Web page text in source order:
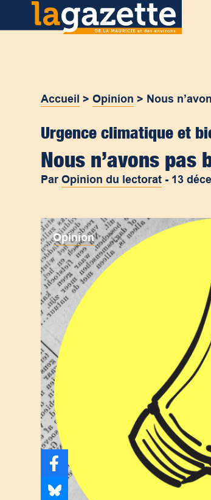
Accueil >Opinion > Nous
Urgence climatique et
Nous n’avons pas
ParOpinion du lectorat - 13
Opinion